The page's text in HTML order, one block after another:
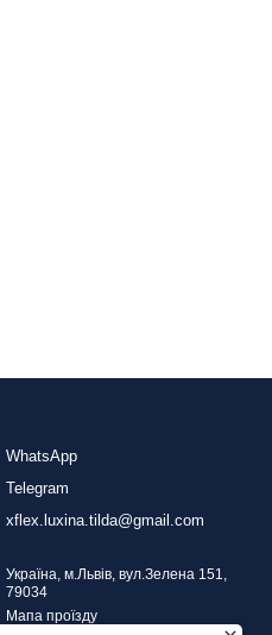
WhatsApp
Telegram
xflex.luxina.tilda@gmail.com
Україна, м.Львів, вул.Зелена 151,
79034
Мапа проїзду